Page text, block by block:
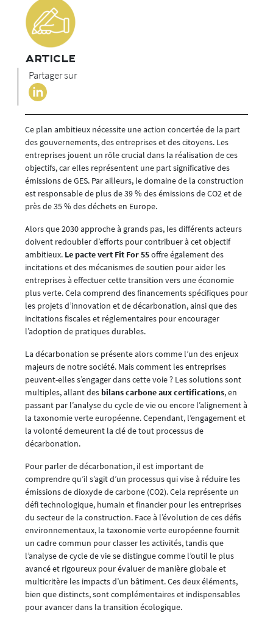
ARTICLE
Partager sur
Ce plan ambitieux nécessite une action concertée de la part
des gouvernements, des entreprises et des citoyens. Les
entreprises jouent un rôle crucial dans la réalisation de ces
objectifs, car elles représentent une part significative des
émissions de GES. Par ailleurs, le domaine de la construction
est responsable de plus de 39 % des émissions de CO2 et de
près de 35 % des déchets en Europe.
Alors que 2030 approche à grands pas, les différents acteurs
doivent redoubler d’efforts pour contribuer à cet objectif
ambitieux. Le pacte vert Fit For 55offre également des
incitations et des mécanismes de soutien pour aider les
entreprises à effectuer cette transition vers une économie
plus verte. Cela comprend des financements spécifiques pour
les projets d’innovation et de décarbonation, ainsi que des
incitations fiscales et réglementaires pour encourager
l’adoption de pratiques durables.
La décarbonation se présente alors comme l’un des enjeux
majeurs de notre société. Mais comment les entreprises
peuvent-elles s’engager dans cette voie ? Les solutions sont
multiples, allant des bilans carbone aux certifications, en
passant par l’analyse du cycle de vie ou encore l’alignement à
la taxonomie verte européenne. Cependant, l’engagement et
la volonté demeurent la clé de tout processus de
décarbonation.
Pour parler de décarbonation, il est important de
comprendre qu’il s’agit d’un processus qui vise à réduire les
émissions de dioxyde de carbone (CO2). Cela représente un
défi technologique, humain et financier pour les entreprises
du secteur de la construction. Face à l’évolution de ces défis
environnementaux, la taxonomie verte européenne fournit
un cadre commun pour classer les activités, tandis que
l’analyse de cycle de vie se distingue comme l’outil le plus
avancé et rigoureux pour évaluer de manière globale et
multicritère les impacts d’un bâtiment. Ces deux éléments,
bien que distincts, sont complémentaires et indispensables
pour avancer dans la transition écologique.